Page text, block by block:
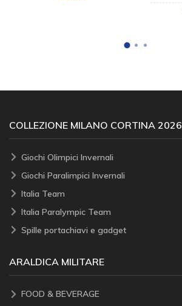
COLLEZIONE MILANO CORTINA 2026
Giochi Olimpici Invernali
Giochi Paralimpici Invernali
Italia Team
Italia Paralympic Team
Spille portachiavi e gadget
ARALDICA MILITARE
FOOD & BEVERAGE